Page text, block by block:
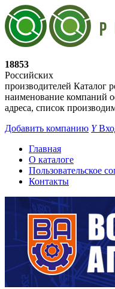
18853
Российских
производителей Каталог
наименование компаний
адреса, список
Добавить компанию Y
Главная
О каталоге
Пользовательское
Контакты